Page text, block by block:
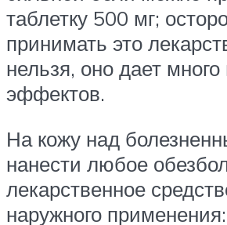
таблетку 500 мг;
принимать это
нельзя, оно дает
эффектов.
На кожу над
нанести любое
лекарственное
наружного